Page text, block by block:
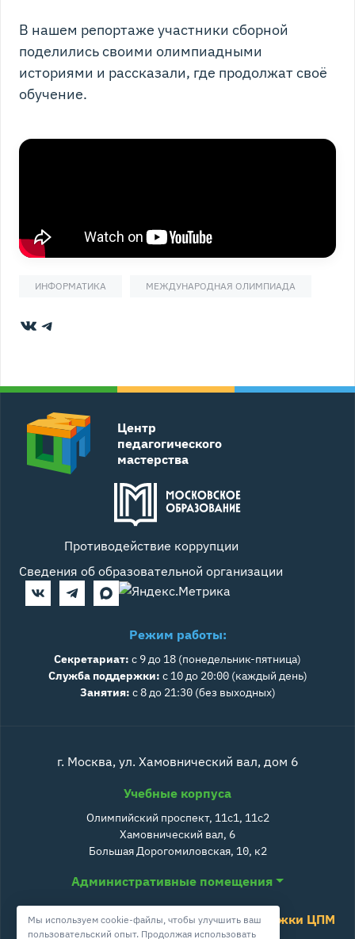
В нашем репортаже участники сборной
поделились своими олимпиадными
историями и рассказали, где продолжат своё
обучение.
ИНФОРМАТИКА МЕЖДУНАРОДНАЯ ОЛИМПИАДА
ВКонтакте
Telegram
Центр
педагогического
мастерства
Противодействие коррупции
Сведения об образовательной организации
Режим работы:
Секретариат: с 9 до 18 (понедельник-пятница)
Служба поддержки: с 10 до 20:00 (каждый день)
Занятия: с 8 до 21:30 (без выходных)
г. Москва, ул. Хамовнический вал, дом 6
Учебные корпуса
Олимпийский проспект, 11с1, 11с2
Хамовнический вал, 6
Большая Дорогомиловская, 10, к2
Административные помещения
Служба поддержки ЦПМ
Мы используем cookie-файлы, чтобы улучшить ваш
пользовательский опыт. Продолжая использовать